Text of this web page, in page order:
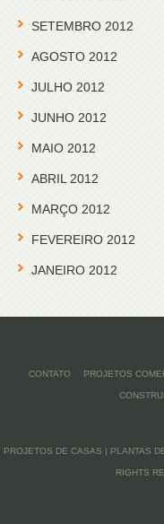
SETEMBRO 2012
AGOSTO 2012
JULHO 2012
JUNHO 2012
MAIO 2012
ABRIL 2012
MARÇO 2012
FEVEREIRO 2012
JANEIRO 2012
CONTATO PROJETOS
PROJETOS DE CASAS | PLANTAS
RIGHTS